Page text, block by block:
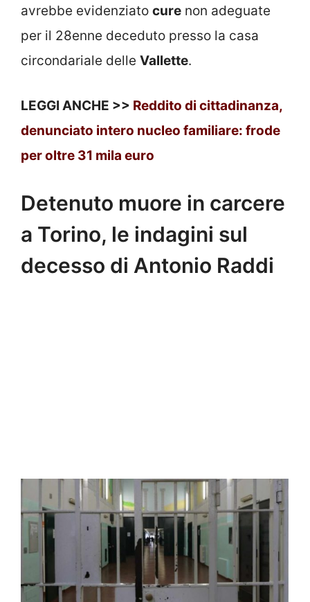
avrebbe evidenziato cure non adeguate
per il 28enne deceduto presso la casa
circondariale delle Vallette.
LEGGI ANCHE >> Reddito di cittadinanza,
denunciato intero nucleo familiare: frode
per oltre 31 mila euro
Detenuto muore in carcere
a Torino, le indagini sul
decesso di Antonio Raddi